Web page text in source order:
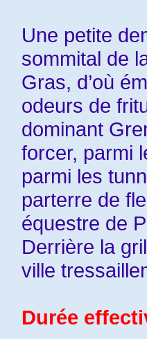
Une petite
sommital de
Gras, d’où
odeurs de
dominant
forcer, parmi
parmi les
parterre de
équestre de
Derrière la
ville
Durée